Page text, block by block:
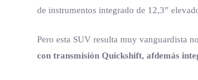
de instrumentos integrado de 12,3”
Pero esta SUV resulta muy vanguardista
con transmisión Quickshift, afdemás